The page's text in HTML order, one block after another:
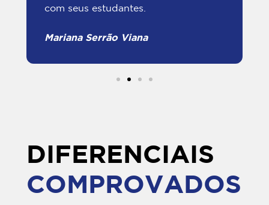
com seus estudantes.
Mariana Serrão Viana
DIFERENCIAIS
COMPROVADOS